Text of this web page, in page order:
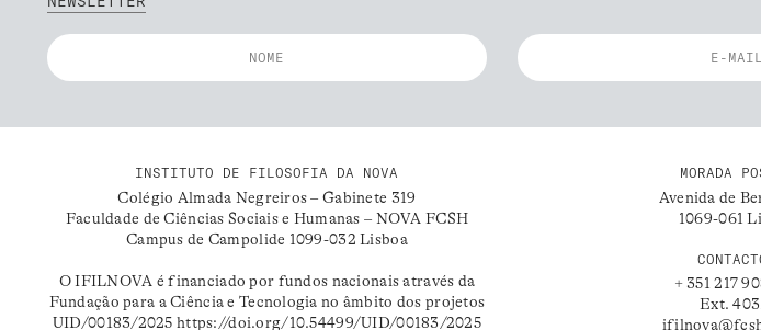
INSTITUTO DE FILOSOFIA DA NOVA
Colégio Almada Negreiros – Gabinete 319
Faculdade de Ciências Sociais e Humanas – NOVA FCSH
Campus de Campolide 1099-032 Lisboa
O IFILNOVA é financiado por fundos nacionais através da
Fundação para a Ciência e Tecnologia no âmbito dos projetos
UID/00183/2025https://doi.org/10.54499/UID/00183/2025
MORADA
Avenida de
1069-061
+ 351 217
Ext.